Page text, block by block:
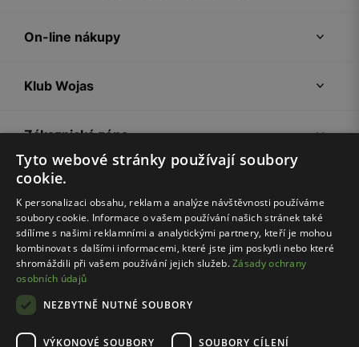
On-line nákupy
Klub Wojas
Zákaznická zóna
Společnost Wojas
Rady
Tyto webové stránky používají soubory
cookie.
K personalizaci obsahu, reklam a analýze návštěvnosti používáme
soubory cookie. Informace o vašem používání našich stránek také
sdílíme s našimi reklamními a analytickými partnery, kteří je mohou
kombinovat s dalšími informacemi, které jste jim poskytli nebo které
shromáždili při vašem používání jejich služeb.Zásady ochrany
osobních údajů
NEZBYTNĚ NUTNÉ SOUBORY
VÝKONOVÉ SOUBORY SOUBORY CÍLENÍ